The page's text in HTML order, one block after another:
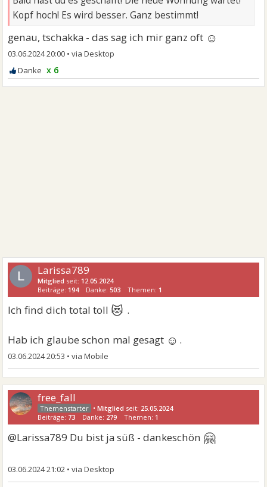
Kopf hoch! Es wird besser. Ganz bestimmt!
genau, tschakka - das sag ich mir ganz oft ☺
03.06.2024 20:00 •
x 6
L Larissa789
Mitglied seit: 12.05.2024
Beiträge: 194 Danke:503 Themen: 1
Ich find dich total toll😻‍ .
Hab ich glaube schon mal gesagt ☺ .
03.06.2024 20:53 •
free_fall
•Mitglied seit: 25.05.2024
Beiträge: 73 Danke: 279 Themen: 1
@Larissa789 Du bist ja süß - dankeschön 🤗
03.06.2024 21:02 •